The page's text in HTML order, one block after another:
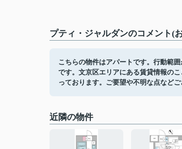
プティ・ジャルダンのコメント(
こちらの物件はアパートです。行動範
です。文京区エリアにある賃貸情報の
っております。ご要望や不明な点など
近隣の物件